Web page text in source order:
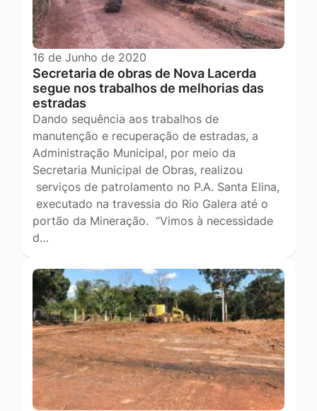
16 de Junho de 2020
Secretaria de obras de Nova Lacerda
segue nos trabalhos de melhorias das
estradas
Dando sequência aos trabalhos de
manutenção e recuperação de estradas, a
Administração Municipal, por meio da
Secretaria Municipal de Obras, realizou
serviços de patrolamento no P.A. Santa Elina,
executado na travessia do Rio Galera até o
portão da Mineração. “Vimos à necessidade
d…